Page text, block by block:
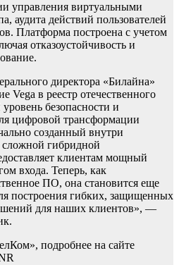
управления виртуальными
аудита действий пользователей
Платформа построена с учетом
отказоустойчивость и
директора «Билайна»
Vega в реестр отечественного
безопасности и
цифровой трансформации
созданный внутри
сложной гибридной
клиентам мощный
входа. Теперь, как
ПО, она становится еще
построения гибких, защищенных
для наших клиентов», —
подробнее на сайте